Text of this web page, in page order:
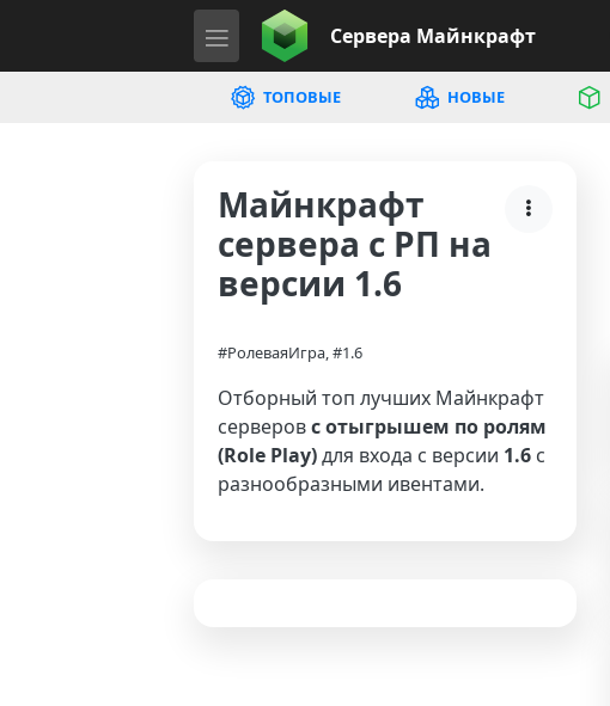
Сервера Майнкрафт
ТОПОВЫЕ НОВЫЕ
Майнкрафт
сервера с РП на
версии 1.6
#РолеваяИгра, #1.6
Отборный топ лучших Майнкрафт
серверовс отыгрышем по ролям
(Role Play)для входа с версии 1.6 с
разнообразными ивентами.